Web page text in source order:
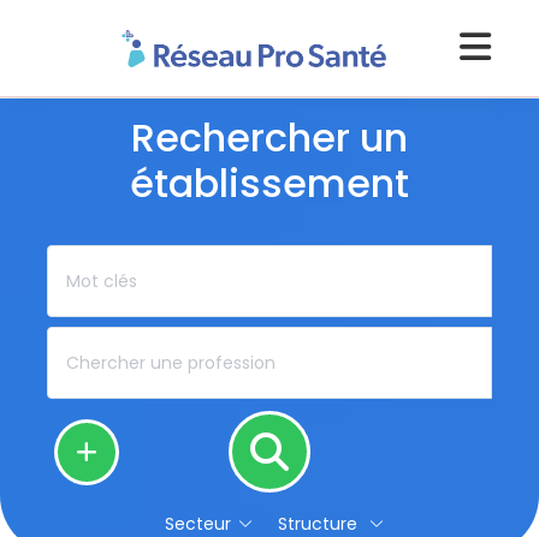
Rechercher un
établissement
Secteur Structure